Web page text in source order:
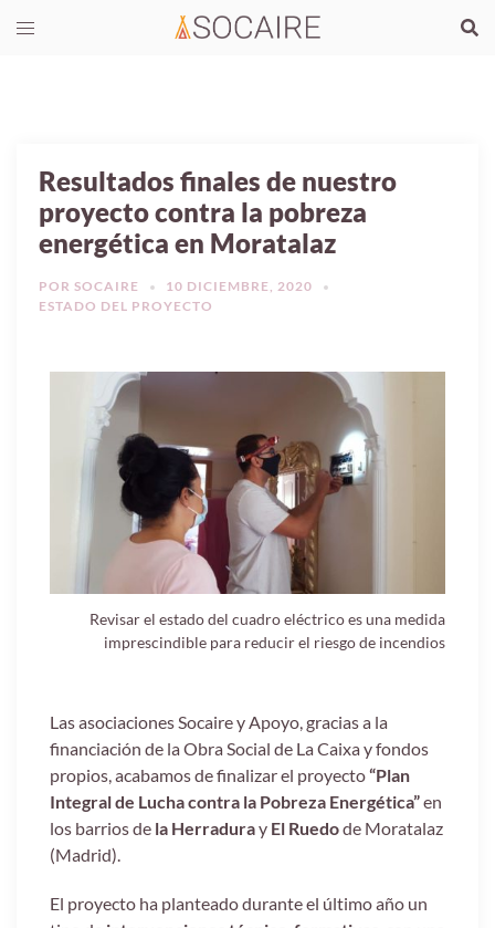
Resultados finales de nuestro
proyecto contra la pobreza
energética en Moratalaz
POR SOCAIRE
10 DICIEMBRE, 2020
ESTADO DEL PROYECTO
Revisar el estado del cuadro eléctrico es una medida
imprescindible para reducir el riesgo de incendios
Las asociaciones Socaire y Apoyo, gracias a la
financiación de la Obra Social de La Caixa y fondos
propios, acabamos de finalizar el proyecto“Plan
Integral de Lucha contra la Pobreza Energética”en
los barrios de la Herraduray El Ruedode Moratalaz
(Madrid).
El proyecto ha planteado durante el último año un